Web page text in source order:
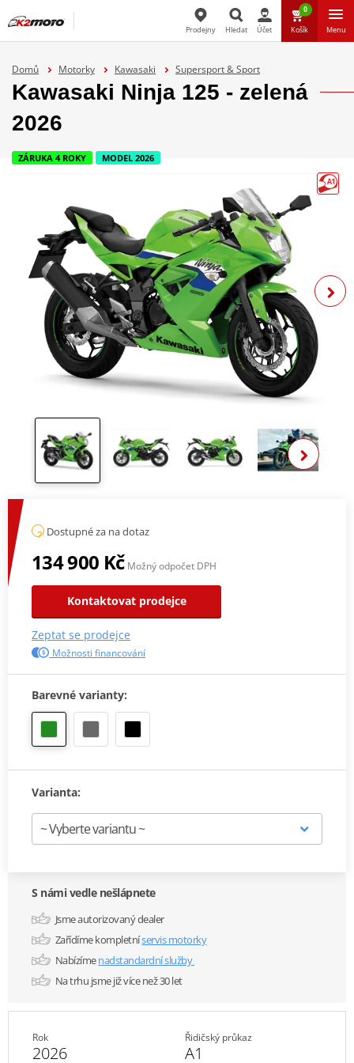
Prodejny Hledat Účet
0
Košík Menu
Domů Motorky Kawasaki Supersport & Sport
Kawasaki Ninja 125 - zelená
2026
ZÁRUKA 4 ROKY MODEL 2026
Dostupné za na dotaz
134 900 Kč Možný odpočet DPH
Kontaktovat prodejce
Zeptat se prodejce
Možnosti financování
Barevné varianty:
Varianta:
S námi vedle nešlápnete
Jsme autorizovaný dealer
Zařídíme kompletníservis motorky
Nabízímenadstandardní služby
Na trhu jsme již více než 30 let
Rok
2026
Řidičský průkaz
A1